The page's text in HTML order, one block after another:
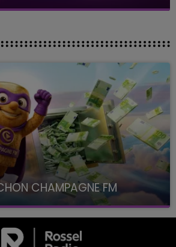
CHAMPAGNE FM
FM, à 8H10